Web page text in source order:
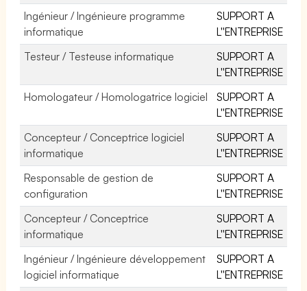
Ingénieur / Ingénieure programme
informatique
SUPPORT A
L''ENTREPRISE
Testeur / Testeuse informatique
SUPPORT A
L''ENTREPRISE
Homologateur / Homologatrice logiciel
SUPPORT A
L''ENTREPRISE
Concepteur / Conceptrice logiciel
informatique
SUPPORT A
L''ENTREPRISE
Responsable de gestion de
configuration
SUPPORT A
L''ENTREPRISE
Concepteur / Conceptrice
informatique
SUPPORT A
L''ENTREPRISE
Ingénieur / Ingénieure développement
logiciel informatique
SUPPORT A
L''ENTREPRISE